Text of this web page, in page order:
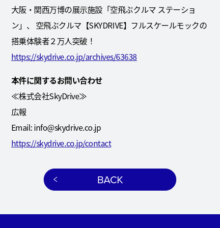
大阪・関西万博の展示施設「空飛ぶクルマ ステーショ
ン」、 空飛ぶクルマ【SKYDRIVE】フルスケールモックの
搭乗体験者２万人突破！
https://skydrive.co.jp/archives/63638
本件に関するお問い合わせ
≪株式会社SkyDrive≫
広報
Email: info@skydrive.co.jp
https://skydrive.co.jp/contact
BACK